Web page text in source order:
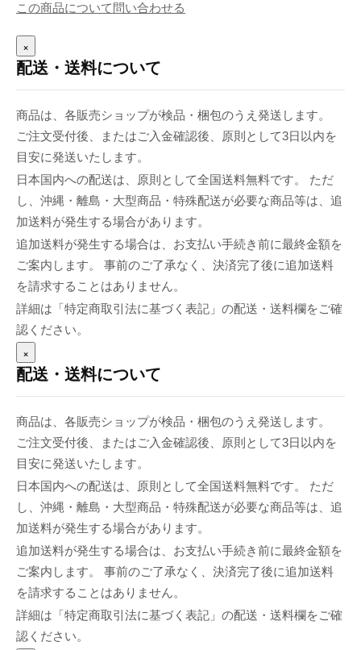
この商品について問い合わせる
×
配送・送料について
商品は、各販売ショップが検品・梱包のうえ発送します。
ご注文受付後、またはご入金確認後、原則として3日以内を
目安に発送いたします。
日本国内への配送は、原則として全国送料無料です。 ただ
し、沖縄・離島・大型商品・特殊配送が必要な商品等は、追
加送料が発生する場合があります。
追加送料が発生する場合は、お支払い手続き前に最終金額を
ご案内します。 事前のご了承なく、決済完了後に追加送料
を請求することはありません。
詳細は「特定商取引法に基づく表記」の配送・送料欄をご確
認ください。
×
配送・送料について
商品は、各販売ショップが検品・梱包のうえ発送します。
ご注文受付後、またはご入金確認後、原則として3日以内を
目安に発送いたします。
日本国内への配送は、原則として全国送料無料です。 ただ
し、沖縄・離島・大型商品・特殊配送が必要な商品等は、追
加送料が発生する場合があります。
追加送料が発生する場合は、お支払い手続き前に最終金額を
ご案内します。 事前のご了承なく、決済完了後に追加送料
を請求することはありません。
詳細は「特定商取引法に基づく表記」の配送・送料欄をご確
認ください。